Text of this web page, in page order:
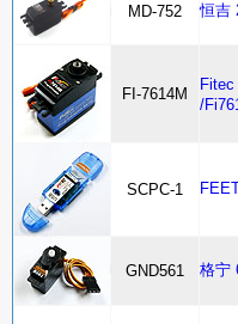
MD-752 恒吉
FI-7614M
/
SCPC-1
GND561 格宁